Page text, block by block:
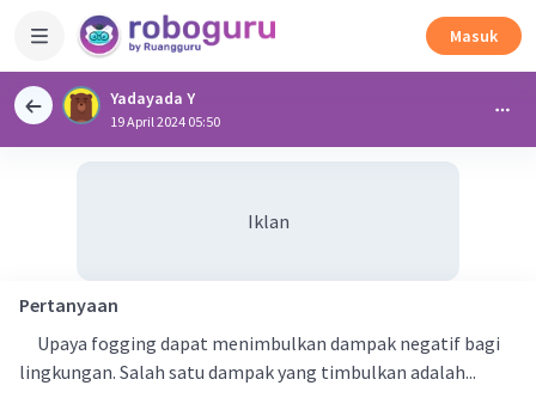
Masuk
Yadayada Y
19 April 2024 05:50
Iklan
Pertanyaan
Upaya fogging dapat menimbulkan dampak negatif bagi
lingkungan. Salah satu dampak yang timbulkan adalah...